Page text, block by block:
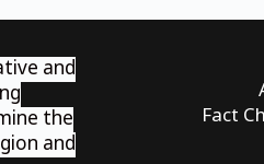
and
the
and
Fact